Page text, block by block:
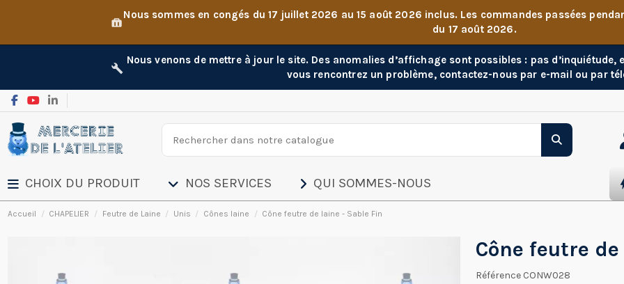
Nous sommes en congés du 17 juillet 2026 au 15 août 2026 inclus. Les commandes passées
du 17 août 2026.
Nous venons de mettre à jour le site. Des anomalies d’affichage sont possibles : pas d’inquiétude,
vous rencontrez un problème, contactez-nous par e-mail ou par
CHOIX DU PRODUIT NOS SERVICES QUI SOMMES-NOUS
Accueil CHAPELIER Feutre de Laine Unis Cônes laine Cône feutre de laine - Sable Fin
Cône feutre
Référence CONW028